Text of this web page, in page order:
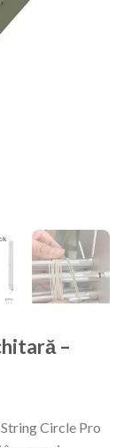
–
Circle Pro